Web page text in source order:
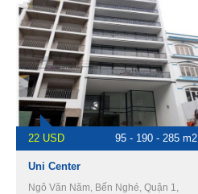
22 USD 95 - 190 - 285 m2
Uni Center
Ngô Văn Năm, Bến Nghé, Quận 1,